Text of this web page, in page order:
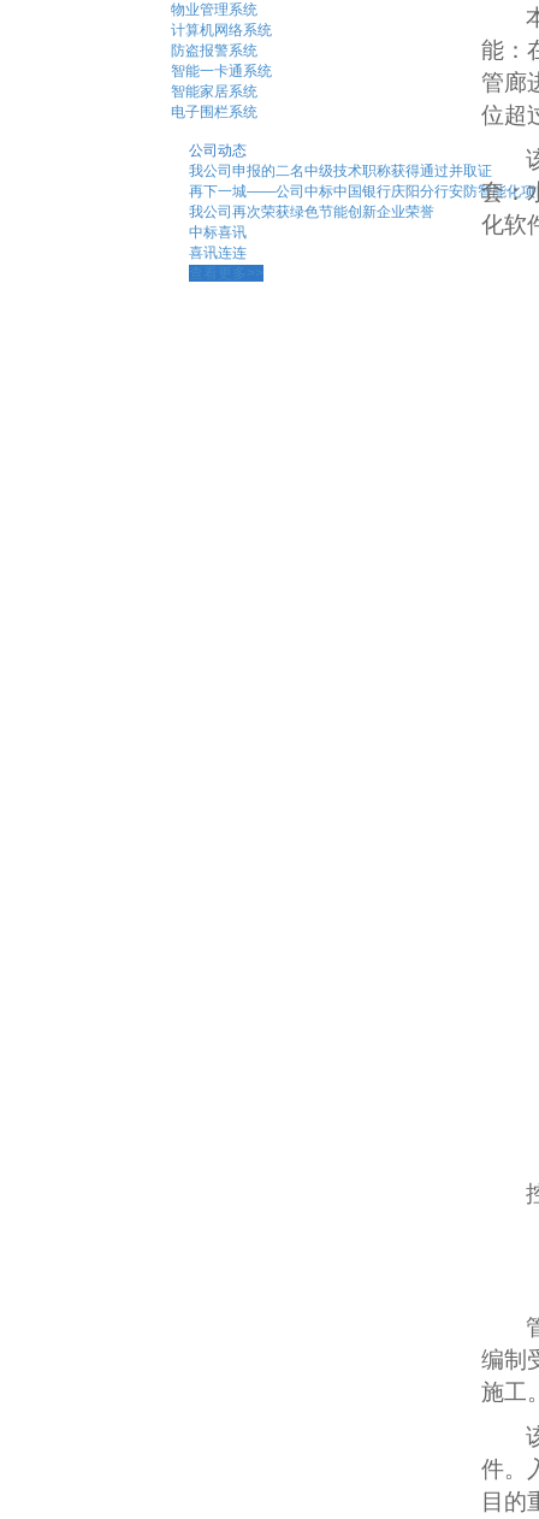
能：
管廊
位超
套：
化软
编制
施工。
件。
目的
物业管理系统
计算机网络系统
防盗报警系统
智能一卡通系统
智能家居系统
电子围栏系统
公司动态
我公司申报的二名中级技术职称获得通过并取证
再下一城——公司中标中国银行庆阳分行安防智能化项
我公司再次荣获绿色节能创新企业荣誉
中标喜讯
喜讯连连